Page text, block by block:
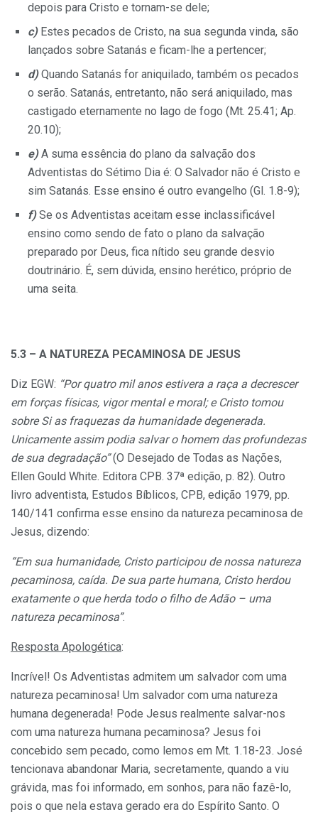
depois para Cristo e tornam-se dele;
c)Estes pecados de Cristo, na sua segunda vinda, são
lançados sobre Satanás e ficam-lhe a pertencer;
d)Quando Satanás for aniquilado, também os pecados
o serão. Satanás, entretanto, não será aniquilado, mas
castigado eternamente no lago de fogo (Mt. 25.41; Ap.
20.10);
e)A suma essência do plano da salvação dos
Adventistas do Sétimo Dia é: O Salvador não é Cristo e
sim Satanás. Esse ensino é outro evangelho (Gl. 1.8-9);
f)Se os Adventistas aceitam esse inclassificável
ensino como sendo de fato o plano da salvação
preparado por Deus, fica nítido seu grande desvio
doutrinário. É, sem dúvida, ensino herético, próprio de
uma seita.
5.3 – A NATUREZA PECAMINOSA DE JESUS
Diz EGW: “Por quatro mil anos estivera a raça a decrescer
em forças físicas, vigor mental e moral; e Cristo tomou
sobre Si as fraquezas da humanidade degenerada.
Unicamente assim podia salvar o homem das profundezas
de sua degradação”(O Desejado de Todas as Nações,
Ellen Gould White. Editora CPB. 37ª edição, p. 82). Outro
livro adventista, Estudos Bíblicos, CPB, edição 1979, pp.
140/141 confirma esse ensino da natureza pecaminosa de
Jesus, dizendo:
“Em sua humanidade, Cristo participou de nossa natureza
pecaminosa, caída. De sua parte humana, Cristo herdou
exatamente o que herda todo o filho de Adão – uma
natureza pecaminosa”.
Resposta Apologética:
Incrível! Os Adventistas admitem um salvador com uma
natureza pecaminosa! Um salvador com uma natureza
humana degenerada! Pode Jesus realmente salvar-nos
com uma natureza humana pecaminosa? Jesus foi
concebido sem pecado, como lemos em Mt. 1.18-23. José
tencionava abandonar Maria, secretamente, quando a viu
grávida, mas foi informado, em sonhos, para não fazê-lo,
pois o que nela estava gerado era do Espírito Santo. O